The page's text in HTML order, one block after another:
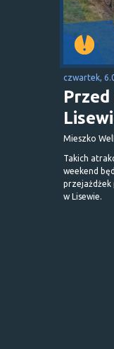
czwartek,
Mieszko
Takich
weekend
przejażdżek
w Lisewie.